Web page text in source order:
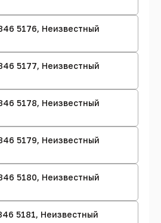
5176, Неизвестный
5177, Неизвестный
5178, Неизвестный
5179, Неизвестный
5180, Неизвестный
5181, Неизвестный